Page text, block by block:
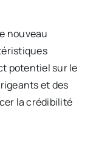
nouveau
potentiel sur le
et des
la crédibilité